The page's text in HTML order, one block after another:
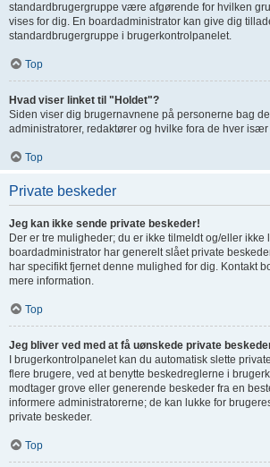
standardbrugergruppe være afgørende for hvilken
vises for dig. En boardadministrator kan give dig
standardbrugergruppe i brugerkontrolpanelet.
Top
Hvad viser linket til "Holdet"?
Siden viser dig brugernavnene på personerne bag
administratorer, redaktører og hvilke fora de hver
Top
Private beskeder
Jeg kan ikke sende private beskeder!
Der er tre muligheder; du er ikke tilmeldt og/eller ikke
boardadministrator har generelt slået private
har specifikt fjernet denne mulighed for dig. Kontakt
mere information.
Top
Jeg bliver ved med at få uønskede private
I brugerkontrolpanelet kan du automatisk slette
flere brugere, ved at benytte beskedreglerne i
modtager grove eller generende beskeder fra en
informere administratorerne; de kan lukke for
private beskeder.
Top